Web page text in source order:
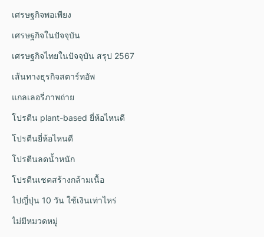
เศรษฐกิจพอเพียง
เศรษฐกิจในปัจจุบัน
เศรษฐกิจไทยในปัจจุบัน สรุป 2567
เส้นทางธุรกิจสตาร์ทอัพ
แกลเลอรี่ภาพถ่าย
โปรตีน plant-based ยี่ห้อไหนดี
โปรตีนยี่ห้อไหนดี
โปรตีนลดน้ำหนัก
โปรตีนเชคสร้างกล้ามเนื้อ
ไปญี่ปุ่น 10 วัน ใช้เงินเท่าไหร่
ไม่มีหมวดหมู่